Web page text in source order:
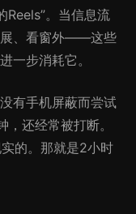
。当信息流
展、看窗外——这些
一步消耗它。
有手机屏蔽而尝试
还经常被打断。
的。那就是2小时